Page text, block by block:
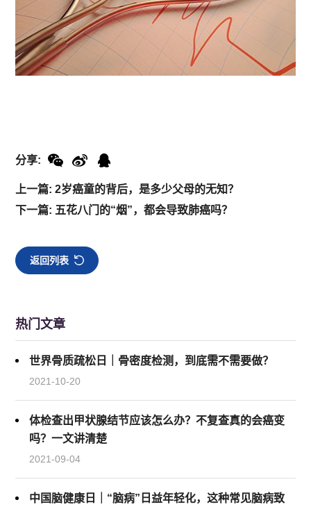
上一篇: 2岁癌童的背后，是多少父母的无知？
下一篇: 五花八门的“烟”，都会导致肺癌吗？
分享:
返回列表
热门文章
世界骨质疏松日｜骨密度检测，到底需不需要做？
2021-10-20
体检查出甲状腺结节应该怎么办？不复查真的会癌变
吗？一文讲清楚
2021-09-04
中国脑健康日｜“脑病”日益年轻化，这种常见脑病致